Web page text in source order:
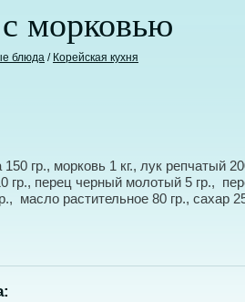
морковью
блюда / Корейская кухня
гр., морковь 1 кг., лук репчатый
гр., перец черный молотый 5 гр.,
масло растительное 80 гр., сахар